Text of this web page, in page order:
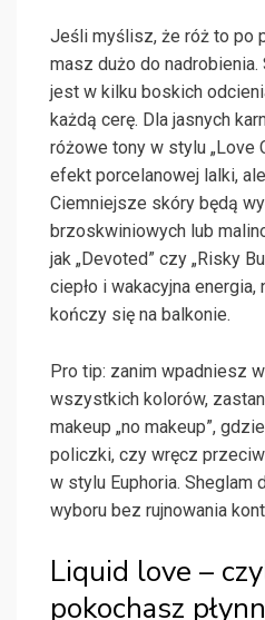
Jeśli myślisz, że róż to po
masz dużo do
jest w kilku boskich
każdą cerę. Dla jasnych
różowe tony w stylu „Love
efekt porcelanowej lalki,
Ciemniejsze skóry będą
brzoskwiniowych lub
jak „Devoted” czy „Risky
ciepło i wakacyjna
kończy się na balkonie.
Pro tip: zanim wpadniesz
wszystkich kolorów,
makeup „no makeup”,
policzki, czy wręcz
w stylu Euphoria. Sheglam
wyboru bez rujnowania
Liquid love –
pokochasz